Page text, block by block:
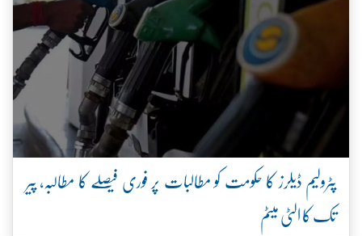
پٹرولیم ڈیلرز کا حکومت کو مطالبات پر فوری فیصلے کا مطالبہ، پیر
تک کا الٹی میٹم